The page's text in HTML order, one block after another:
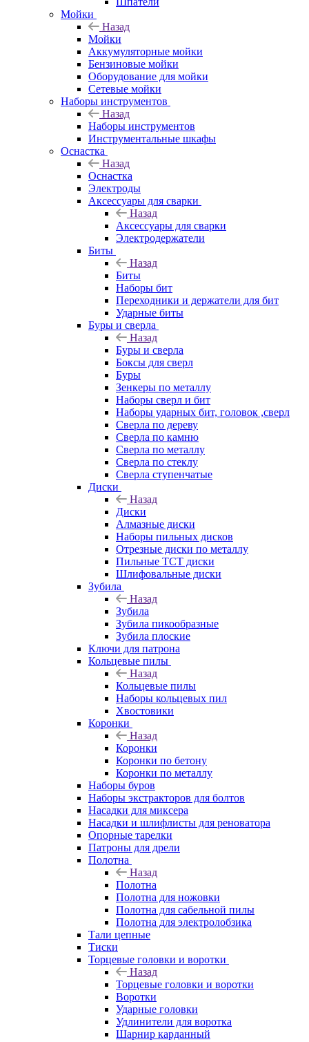
Мойки
Назад
Мойки
Аккумуляторные мойки
Бензиновые мойки
Оборудование для мойки
Сетевые мойки
Наборы инструментов
Назад
Наборы инструментов
Инструментальные шкафы
Оснастка
Назад
Оснастка
Электроды
Аксессуары для сварки
Назад
Аксессуары для сварки
Электродержатели
Биты
Назад
Биты
Наборы бит
Переходники и держатели для бит
Ударные биты
Буры и сверла
Назад
Буры и сверла
Боксы для сверл
Буры
Зенкеры по металлу
Наборы сверл и бит
Наборы ударных бит, головок ,сверл
Сверла по дереву
Сверла по камню
Сверла по металлу
Сверла по стеклу
Сверла ступенчатые
Диски
Назад
Диски
Алмазные диски
Наборы пильных дисков
Отрезные диски по металлу
Пильные TCT диски
Шлифовальные диски
Зубила
Назад
Зубила
Зубила пикообразные
Зубила плоские
Ключи для патрона
Кольцевые пилы
Назад
Кольцевые пилы
Наборы кольцевых пил
Хвостовики
Коронки
Назад
Коронки
Коронки по бетону
Коронки по металлу
Наборы буров
Наборы экстракторов для болтов
Насадки для миксера
Насадки и шлифлисты для реноватора
Опорные тарелки
Патроны для дрели
Полотна
Назад
Полотна
Полотна для ножовки
Полотна для сабельной пилы
Полотна для электролобзика
Тали цепные
Тиски
Торцевые головки и воротки
Назад
Торцевые головки и воротки
Воротки
Ударные головки
Удлинители для воротка
Шарнир карданный